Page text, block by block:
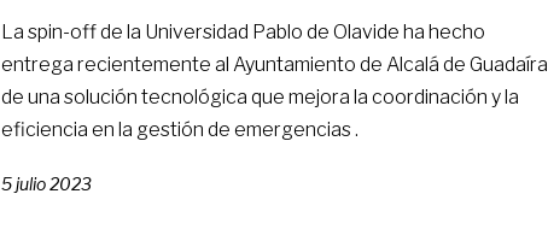
La spin-off de la Universidad Pablo de Olavide ha hecho
entrega recientemente al Ayuntamiento de Alcalá de Guadaíra
de una solución tecnológica que mejora la coordinación y la
eficiencia en la gestión de emergencias .
5 julio 2023